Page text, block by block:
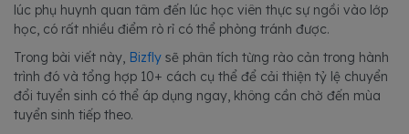
lúc phụ huynh quan tâm đến lúc học viên thực sự ngồi vào lớp
học, có rất nhiều điểm rò rỉ có thể phòng tránh được.
Trong bài viết này, Bizfly sẽ phân tích từng rào cản trong hành
trình đó và tổng hợp 10+ cách cụ thể để cải thiện tỷ lệ chuyển
đổi tuyển sinh có thể áp dụng ngay, không cần chờ đến mùa
tuyển sinh tiếp theo.